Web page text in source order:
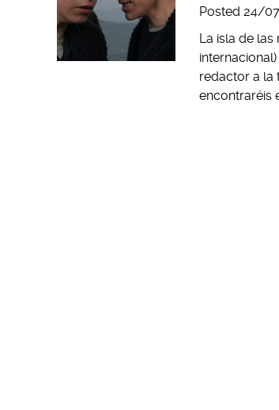
Posted 24/
La isla de las
redactor a la
encontraréis